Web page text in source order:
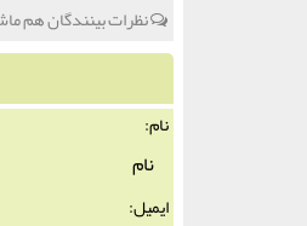
نظرات بینندگان هم
نام:
ایمیل: